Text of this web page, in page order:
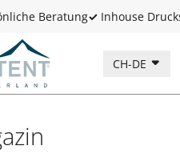
Beratung✓ Inhouse
CH-DE